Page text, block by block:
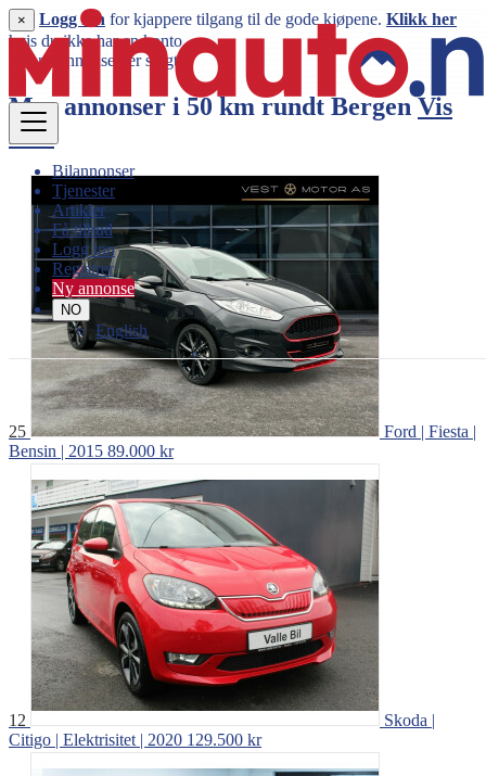
Bilannonser
Tjenester
Artikler
Få tilbud
Logg inn
Registrer
Ny annonse
NO
English
× Logg inn for kjappere tilgang til de gode kjøpene. Klikk her
hvis du ikke har en konto.
Denne annonsen er solgt
Mer annonser i 50 km rundtBergen Vis
mer
25
Ford | Fiesta |
Bensin | 2015 89.000 kr
12
Skoda |
Citigo | Elektrisitet | 2020 129.500 kr